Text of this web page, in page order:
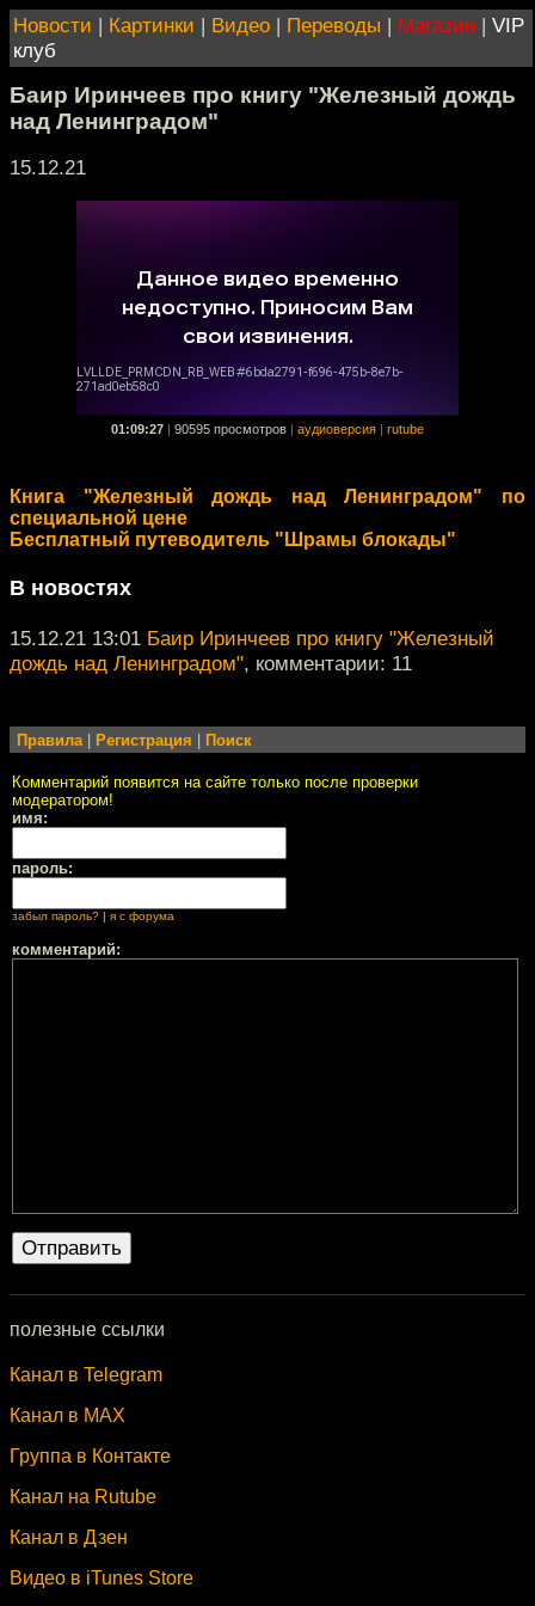
Новости | Картинки | Видео | Переводы | Магазин | VIP
клуб
Баир Иринчеев про книгу "Железный дождь
над Ленинградом"
15.12.21
01:09:27 90595 просмотров аудиоверсия rutube
Книга "Железный дождь над Ленинградом" по
специальной цене
Бесплатный путеводитель "Шрамы блокады"
В новостях
15.12.21 13:01 Баир Иринчеев про книгу "Железный
дождь над Ленинградом", комментарии: 11
Правила| Регистрация Поиск
Комментарий появится на сайте только после проверки
модератором!
имя:
пароль:
забыл пароль? я с форума
комментарий:
полезные ссылки
Канал в Telegram
Канал в MAX
Группа в Контакте
Канал на Rutube
Канал в Дзен
Видео в iTunes Store